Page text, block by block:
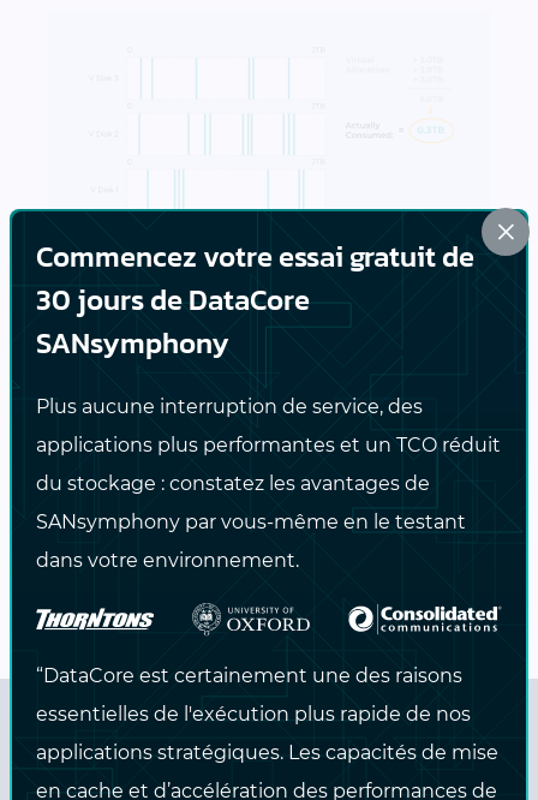
exceptionnelle en matière d'utilisation du
stockage, car les données ne sont écrites sur
elles sont générées par les applications. Cela
permet de multiplier par trois l'efficacité
d'utilisation du stockage.
Caractéristiques
×
Commencez votre essai gratuit de
30 jours de DataCore
SANsymphony
Plus aucune interruption de service, des
applications plus performantes et un TCO réduit
du stockage : constatez les avantages de
SANsymphony par vous-même en le testant
dans votre environnement.
“DataCore est certainement une des raisons
essentielles de l'exécution plus rapide de nos
applications stratégiques. Les capacités de mise
en cache et d’accélération des performances de